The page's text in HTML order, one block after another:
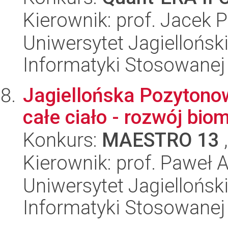
Kierownik: prof. Jacek
Uniwersytet
Informatyki Stosowanej
Jagiellońska
całe ciało - rozwój
Konkurs: MAESTRO 13
Kierownik: prof. Paweł
Uniwersytet
Informatyki Stosowanej